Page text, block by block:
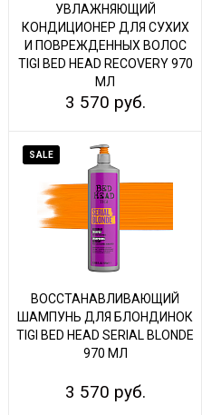
УВЛАЖНЯЮЩИЙ
КОНДИЦИОНЕР ДЛЯ СУХИХ
И ПОВРЕЖДЕННЫХ ВОЛОС
TIGI BED HEAD RECOVERY 970
МЛ
3 570 руб.
SALE
ВОССТАНАВЛИВАЮЩИЙ
ШАМПУНЬ ДЛЯ БЛОНДИНОК
TIGI BED HEAD SERIAL BLONDE
970 МЛ
3 570 руб.